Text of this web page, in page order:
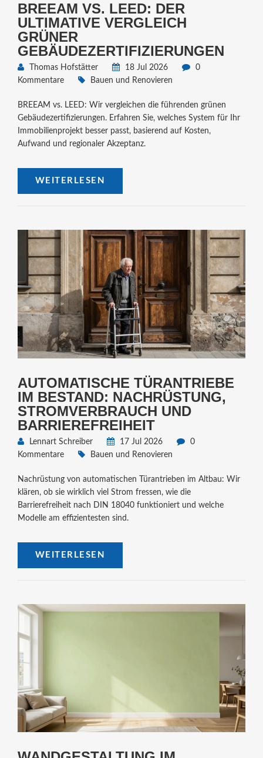
BREEAM VS. LEED: DER
ULTIMATIVE VERGLEICH
GRÜNER
GEBÄUDEZERTIFIZIERUNGEN
Thomas Hofstätter 18 Jul 2026
0
Kommentare
Bauen und Renovieren
BREEAM vs. LEED: Wir vergleichen die führenden grünen
Gebäudezertifizierungen. Erfahren Sie, welches System für Ihr
Immobilienprojekt besser passt, basierend auf Kosten,
Aufwand und regionaler Akzeptanz.
WEITERLESEN
AUTOMATISCHE TÜRANTRIEBE
IM BESTAND: NACHRÜSTUNG,
STROMVERBRAUCH UND
BARRIEREFREIHEIT
Lennart Schreiber 17 Jul 2026
0
Kommentare
Bauen und Renovieren
Nachrüstung von automatischen Türantrieben im Altbau: Wir
klären, ob sie wirklich viel Strom fressen, wie die
Barrierefreiheit nach DIN 18040 funktioniert und welche
Modelle am effizientesten sind.
WEITERLESEN